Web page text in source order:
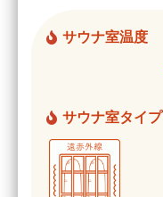
サウナ室温度
サウナ室タイプ